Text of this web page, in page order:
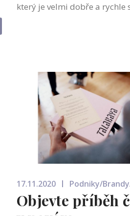
který je velmi dobře a rychle
vůbec, že máme desítky
pšeničnou, žitnou a
17.11.2020 Podniky/
Objevte příběh